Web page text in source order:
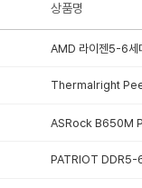
상품명
AMD 라이젠5-6세
Thermalright
ASRock B650M
PATRIOT DDR5-